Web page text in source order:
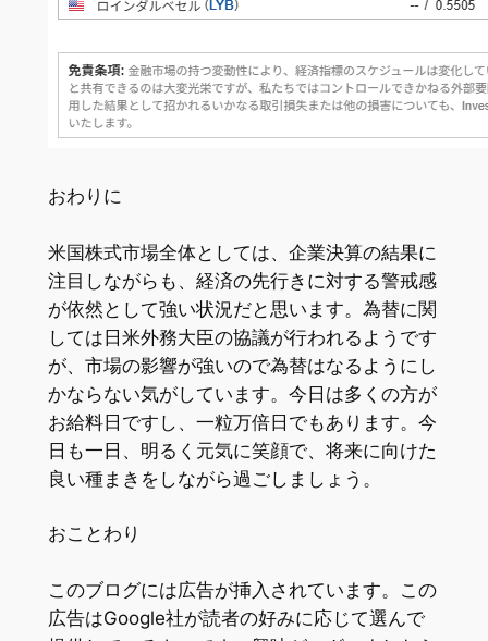
おわりに
米国株式市場全体としては、企業決算の結果に
注目しながらも、経済の先行きに対する警戒感
が依然として強い状況だと思います。為替に関
しては日米外務大臣の協議が行われるようです
が、市場の影響が強いので為替はなるようにし
かならない気がしています。今日は多くの方が
お給料日ですし、一粒万倍日でもあります。今
日も一日、明るく元気に笑顔で、将来に向けた
良い種まきをしながら過ごしましょう。
おことわり
このブログには広告が挿入されています。この
広告はGoogle社が読者の好みに応じて選んで